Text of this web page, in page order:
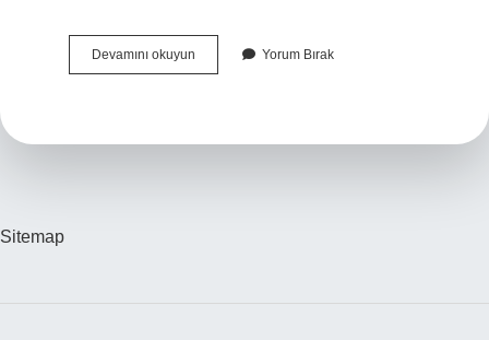
Devamını okuyun Samsung
Dünyada
Yorum Bırak
Sitemap